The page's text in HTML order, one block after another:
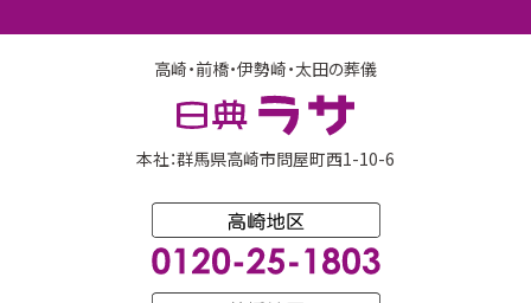
高崎・前橋・伊勢崎・太田の葬儀
本社：群馬県高崎市問屋町西1-10-6